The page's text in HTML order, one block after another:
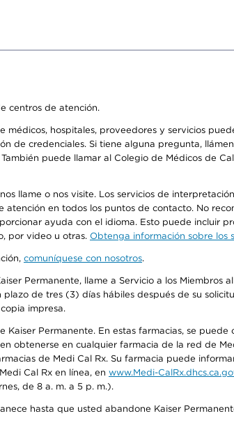
centros de atención.
hospitales, proveedores y servicios
de credenciales. Si tiene alguna pregunta,
puede llamar al Colegio de Médicos de
llame o nos visite. Los servicios de
en todos los puntos de contacto. No
ayuda con el idioma. Esto puede incluir
por video u otras. Obtenga información sobre los
comuníquese con nosotros.
Permanente, llame a Servicio a los Miembros
de tres (3) días hábiles después de su
impresa.
Permanente. En estas farmacias, se
obtenerse en cualquier farmacia de la red de
de Medi Cal Rx. Su farmacia puede
Cal Rx en línea, en www.Medi-
de 8 a. m. a 5 p. m.).
hasta que usted abandone Kaiser